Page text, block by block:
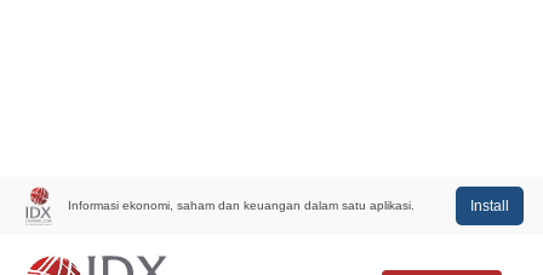
Informasi ekonomi, saham dan keuangan dalam satu aplikasi. Install